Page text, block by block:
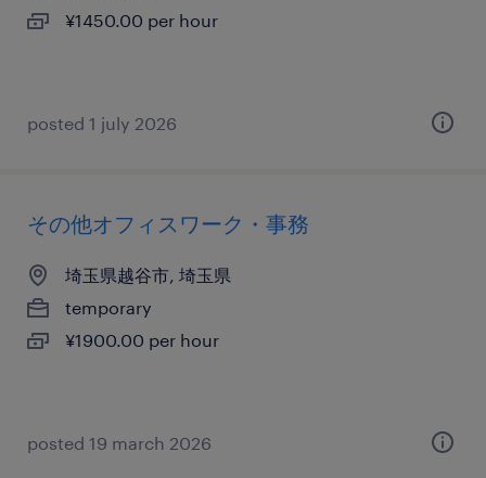
¥1450.00 per hour
posted 1 july 2026
その他オフィスワーク・事務
埼玉県越谷市, 埼玉県
temporary
¥1900.00 per hour
posted 19 march 2026